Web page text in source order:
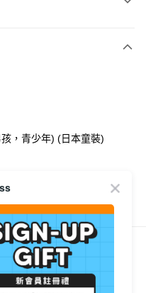
免運費
免運費
，青少年) (日本童裝)